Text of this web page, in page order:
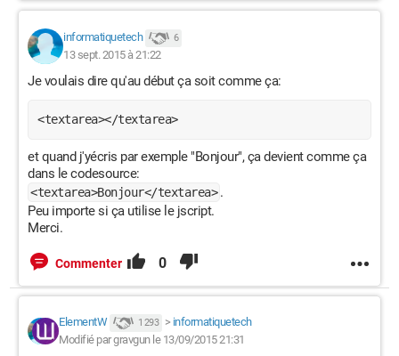
		<div id=barredetitre>
		<img id=notepadicon src="notepad.png"
alt="Notepad" />
		<div class=control>			<a
style="position:relative;right:8px;bottom:5px;"/>
</a><a href="javascript: fermer()"><img
src="fermer.png" alt="fermer" /></a></div>
		</div>
		<form method="GET"
action="file:///C:/Users/moham/Documents/rocketdock/
<textarea id=notepadtextarea onfocus></textarea>
</form>
	</div>
	<div class=body>
informatiquetech 6
13 sept. 2015 à 21:22
Je voulais dire qu'au début ça soit comme ça:
<textarea></textarea>
et quand j'yécris par exemple "Bonjour", ça devient comme ça
dans le codesource:
<textarea>Bonjour</textarea> .
Peu importe si ça utilise le jscript.
Merci.
Commenter 0
ElementW 1 293 > informatiquetech
Modifié par gravgun le 13/09/2015 21:31